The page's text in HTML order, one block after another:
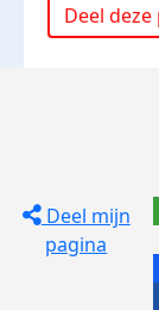
Deel deze
Deel mijn
pagina